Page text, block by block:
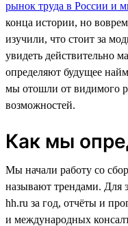
рынок труда в России и
конца истории, но
изучили, что стоит за
увидеть действительно
определяют будущее
мы отошли от видимого
возможностей.
Как мы
Мы начали работу со
называют трендами. Для
hh.ru за год, отчёты и
и международных